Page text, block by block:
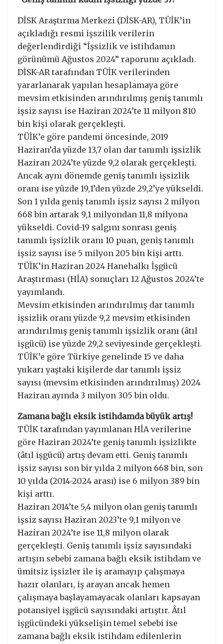
DİSK Araştırma Merkezi (DİSK-AR), TÜİK’in
açıkladığı resmi işszilik verilerin
değerlendirdiği “İşsizlik ve istihdamın
görünümü Ağustos 2024” raporunu açıkladı.
DİSK-AR tarafından TÜİK verilerinden
yararlanarak yapılan hesaplamaya göre
mevsim etkisinden arındırılmış geniş tanımlı
işsiz sayısı ise Haziran 2024’te 11 milyon 810
bin kişi olarak gerçekleşti.
TÜİK’e göre pandemi öncesinde, 2019
Haziran’da yüzde 13,7 olan dar tanımlı işsizlik
Haziran 2024’te yüzde 9,2 olarak gerçekleşti.
Ancak aynı dönemde geniş tanımlı işsizlik
oranı ise yüzde 19,1’den yüzde 29,2’ye yükseldi.
Son 1 yılda geniş tanımlı işsiz sayısı 2 milyon
668 bin artarak 9,1 milyondan 11,8 milyona
yükseldi. Covid-19 salgını sonrası geniş
tanımlı işsizlik oranı 10 puan, geniş tanımlı
işsiz sayısı ise 5 milyon 205 bin kişi arttı.
TÜİK’in Haziran 2024 Hanehalkı İşgücü
Araştırması (HİA) sonuçları 12 Ağustos 2024’te
yayımlandı.
Mevsim etkisinden arındırılmış dar tanımlı
işsizlik oranı yüzde 9,2 mevsim etkisinden
arındırılmış geniş tanımlı işsizlik oranı (âtıl
işgücü) ise yüzde 29,2 seviyesinde gerçekleşti.
TÜİK’e göre Türkiye genelinde 15 ve daha
yukarı yaştaki kişilerde dar tanımlı işsiz
sayısı (mevsim etkisinden arındırılmış) 2024
Haziran ayında 3 milyon 305 bin oldu.
Zamana bağlı eksik istihdamda büyük artış!
TÜİK tarafından yayımlanan HİA verilerine
göre Haziran 2024’te geniş tanımlı işsizlikte
(âtıl işgücü) artış devam etti. Geniş tanımlı
işsiz sayısı son bir yılda 2 milyon 668 bin, son
10 yılda (2014-2024 arası) ise 6 milyon 389 bin
kişi arttı.
Haziran 2014’te 5,4 milyon olan geniş tanımlı
işsiz sayısı Haziran 2023’te 9,1 milyon ve
Haziran 2024’te ise 11,8 milyon olarak
gerçekleşti. Geniş tanımlı işsiz sayısındaki
artışın sebebi zamana bağlı eksik istihdam ve
ümitsiz işsizler ile iş aramayıp çalışmaya
hazır olanları, iş arayan ancak hemen
çalışmaya başlayamayacak olanları kapsayan
potansiyel işgücü sayısındaki artıştır. Âtıl
işgücündeki yükselişin temel sebebi ise
zamana bağlı eksik istihdam edilenlerin